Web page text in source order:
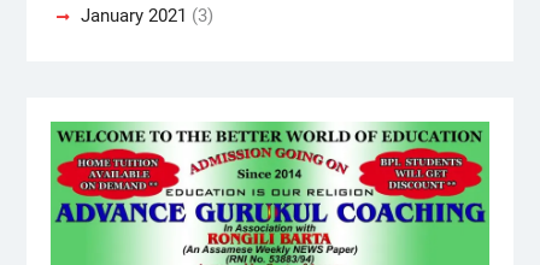
January 2021 (3)